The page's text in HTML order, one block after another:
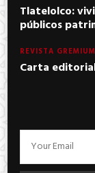
Tlatelolco:
públicos
REVISTA GREMIUM
Carta